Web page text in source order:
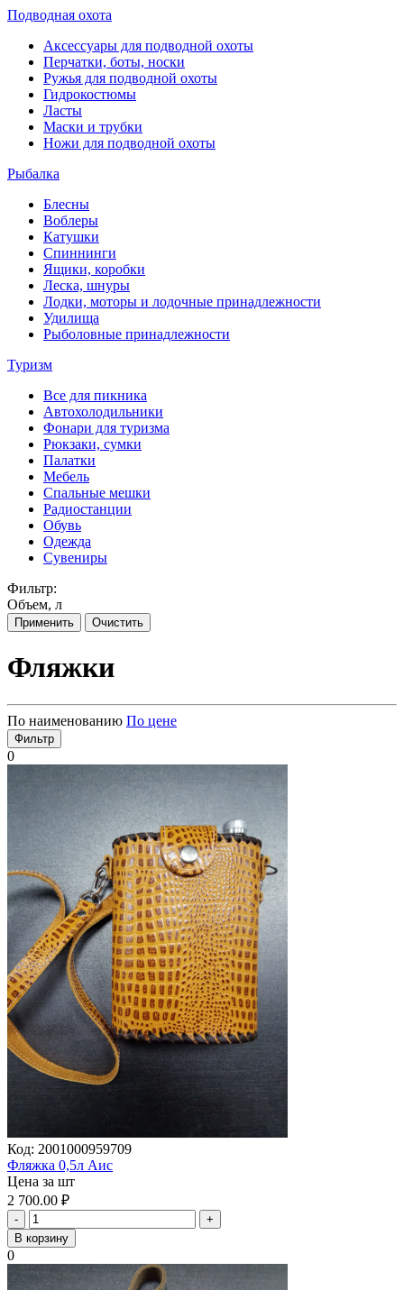
Подводная охота
Аксессуары для подводной охоты
Перчатки, боты, носки
Ружья для подводной охоты
Гидрокостюмы
Ласты
Маски и трубки
Ножи для подводной охоты
Рыбалка
Блесны
Воблеры
Катушки
Спиннинги
Ящики, коробки
Леска, шнуры
Лодки, моторы и лодочные принадлежности
Удилища
Рыболовные принадлежности
Туризм
Все для пикника
Автохолодильники
Фонари для туризма
Рюкзаки, сумки
Палатки
Мебель
Спальные мешки
Радиостанции
Обувь
Одежда
Сувениры
Фильтр:
Объем, л
Применить Очистить
Фляжки
По наименованию По цене
Фильтр
0
Код: 2001000959709
Фляжка 0,5л Аис
Цена за шт
2 700.00 ₽
-
+
В корзину
0